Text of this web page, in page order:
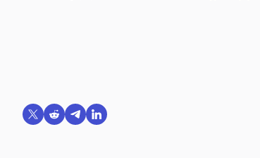
Twitterで共有する
Reddit で共有
Telegramで共有
LinkedInで共有